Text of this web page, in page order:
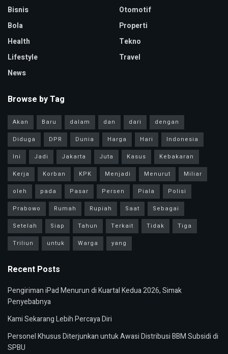
Bisnis
Bola
Health
Lifestyle
News
Otomotif
Properti
Tekno
Travel
Browse by Tag
Akan Baru dalam dan dari
dengan
Diduga
DPR Dunia Harga Hari
Indonesia
Ini
Jadi Jakarta Juta Kasus
Kebakaran
Kerja
Korban KPK Menjadi Menurut
Miliar
oleh
pada Pasar Persen Piala
Polisi
Prabowo
Rumah Rupiah Saat
Sebagai
Setelah
Siap Tahun Terkait Tidak
Tiga
Triliun
untuk Warga yang
Recent Posts
Pengiriman iPad Menurun di Kuartal Kedua 2026, Simak
Penyebabnya
Kami Sekarang Lebih Percaya Diri
Personel Khusus Diterjunkan untuk Awasi Distribusi BBM Subsidi di
SPBU